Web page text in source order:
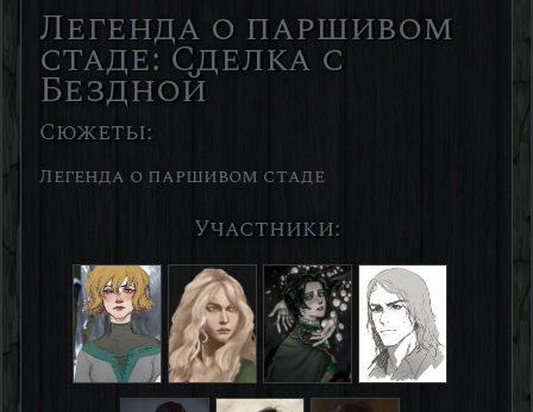
Легенда о паршивом
стаде: Сделка с
Бездной
Сюжеты:
Легенда о паршивом стаде
Участники: